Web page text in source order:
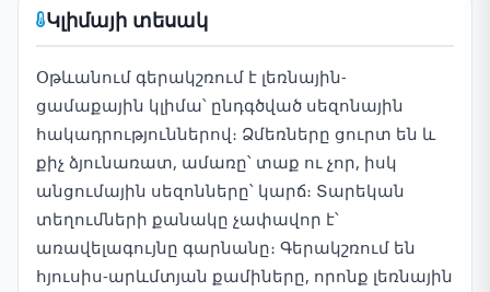
Կլիմայի տեսակ
Օթևանում գերակշռում է լեռնային-
ցամաքային կլիմա՝ ընդգծված սեզոնային
հակադրություններով։ Ձմեռները ցուրտ են և
քիչ ձյունառատ, ամառը՝ տաք ու չոր, իսկ
անցումային սեզոնները՝ կարճ։ Տարեկան
տեղումների քանակը չափավոր է՝
առավելագույնը գարնանը։ Գերակշռում են
հյուսիս-արևմտյան քամիները, որոնք լեռնային